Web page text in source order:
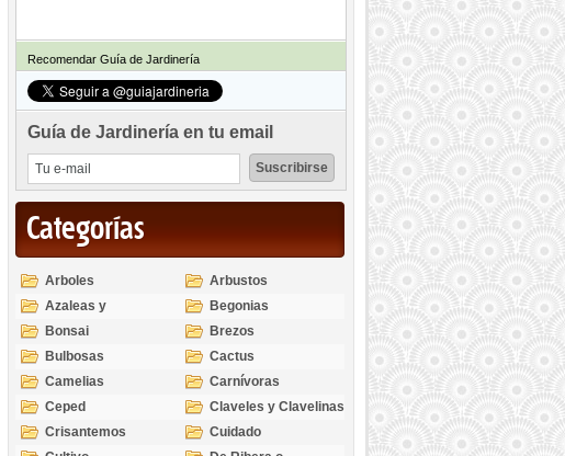
Recomendar Guía de Jardinería
Guía de Jardinería en tu email
Categorías
Arboles
Arbustos
Azaleas y
Rododendros
Begonias
Bonsai
Brezos
Bulbosas
Cactus
Camelias
Carnívoras
Ceped
Claveles y Clavelinas
Crisantemos
Cuidado